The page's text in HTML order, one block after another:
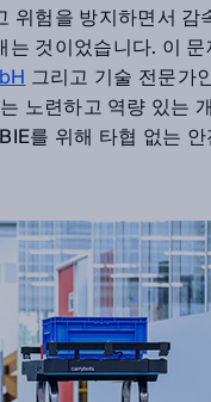
위험을 방지하면서
것이었습니다. 이
그리고 기술 전문가
노련하고 역량 있는
를 위해 타협 없는